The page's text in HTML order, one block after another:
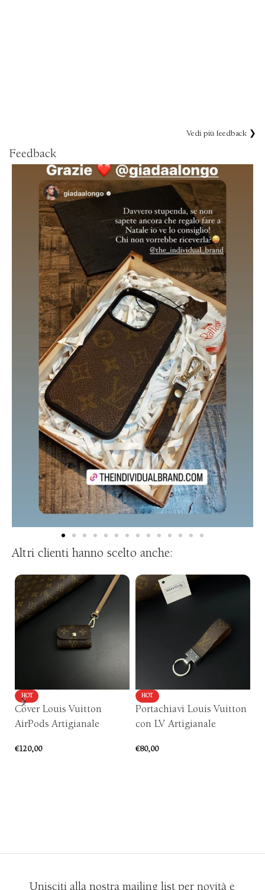
Feedback
Vedi più feedback ❯
Altri clienti hanno scelto anche:
HOT
Cover Louis Vuitton
AirPods Artigianale
€120,00
HOT
Portachiavi Louis Vuitton
con LV Artigianale
€80,00